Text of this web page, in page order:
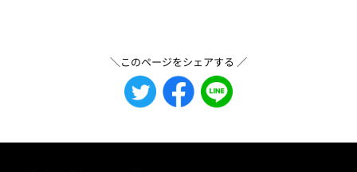
＼このページをシェアする ／